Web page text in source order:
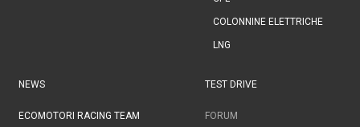
COLONNINE ELETTRICHE
LNG
NEWS TEST DRIVE
ECOMOTORI RACING TEAM FORUM